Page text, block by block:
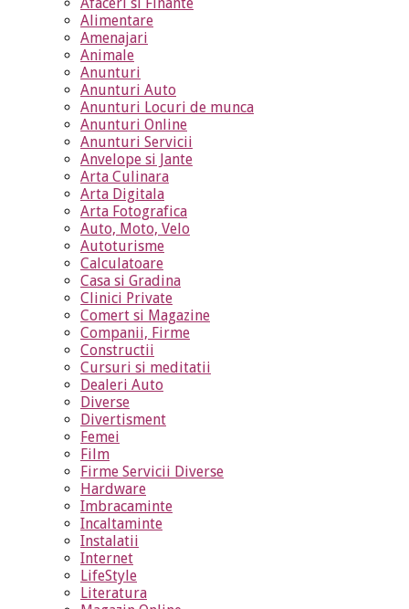
Alimentare
Amenajari
Animale
Anunturi
Anunturi Auto
Anunturi Locuri de munca
Anunturi Online
Anunturi Servicii
Anvelope si Jante
Arta Culinara
Arta Digitala
Arta Fotografica
Auto, Moto, Velo
Autoturisme
Calculatoare
Casa si Gradina
Clinici Private
Comert si Magazine
Companii, Firme
Constructii
Cursuri si meditatii
Dealeri Auto
Diverse
Divertisment
Femei
Film
Firme Servicii Diverse
Hardware
Imbracaminte
Incaltaminte
Instalatii
Internet
LifeStyle
Literatura